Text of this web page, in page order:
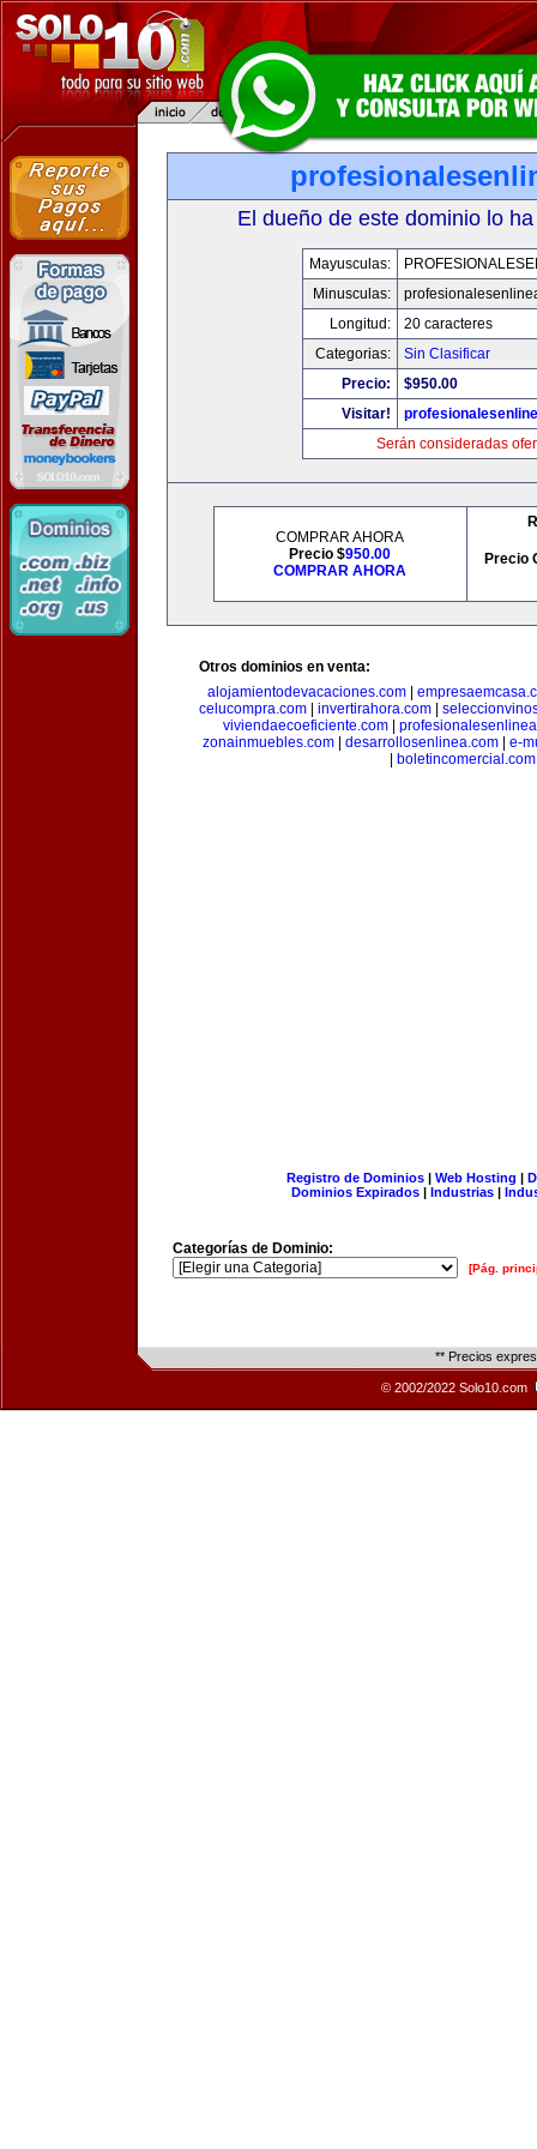
El dueño de este dominio lo
Mayusculas:
Minusculas:
Longitud:
20 caracteres
Categorias:
Sin Clasificar
Precio:
$950.00
Visitar!
Serán consideradas
COMPRAR AHORA
Precio $950.00
COMPRAR AHORA
Precio
Otros dominios en venta:
alojamientodevacaciones.com
celucompra.com
invertirahora.com
viviendaecoeficiente.com|
zonainmuebles.com| desarrollosenlinea.com| e-
boletincomercial.com
Registro de Dominios| Web Hosting |
Dominios Expirados | Industrias |
Categorías de Dominio:
[Pág.
** Precios
© 2002/2022 Solo10.com